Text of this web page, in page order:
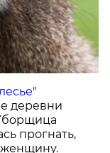
деревни
прогнать,
женщину.